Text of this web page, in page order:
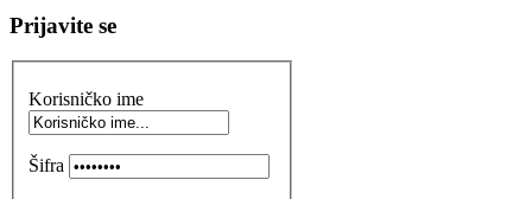
Prijavite se
Korisničko ime
Šifra